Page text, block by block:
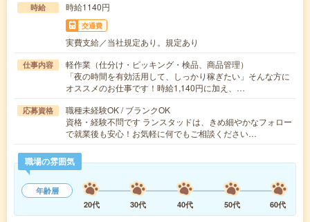
時給 時給1140円
交通費
実費支給／当社規定あり。規定あり
仕事内容
軽作業（仕分け・ピッキング・検品、商品管理）
「夜の時間を有効活用して、しっかり稼ぎたい」そんな方に
オススメのお仕事です！時給1,140円に加え、…
応募資格
職種未経験OK / ブランクOK
資格・経験不問です ランスタッドは、きめ細やかなフォロー
で就業後も安心！お気軽に何でもご相談ください…
職場の雰囲気
年齢層
20代
30代 40代 50代 60代